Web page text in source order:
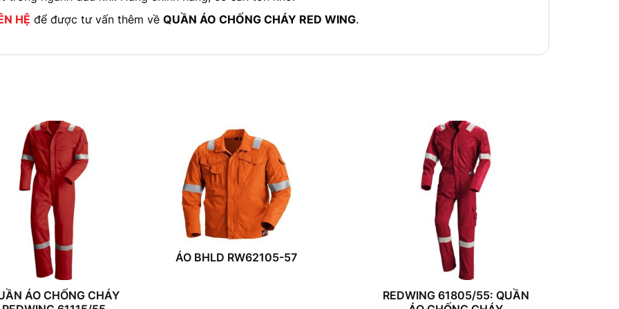
HỆ để được tư vấn thêm về QUẦN ÁO CHỐNG CHÁY RED WING.
ÁO CHỐNG CHÁY
ÁO BHLD RW62105-57
REDWING 61805/55: QUẦN